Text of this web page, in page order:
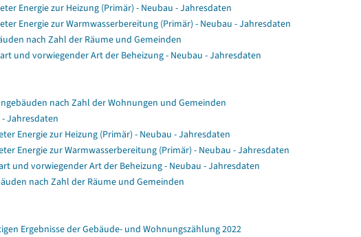
Energie zur Heizung (Primär) - Neubau - Jahresdaten
Energie zur Warmwasserbereitung (Primär) - Neubau - Jahresdaten
nach Zahl der Räume und Gemeinden
und vorwiegender Art der Beheizung - Neubau - Jahresdaten
nach Zahl der Wohnungen und Gemeinden
Jahresdaten
Energie zur Heizung (Primär) - Neubau - Jahresdaten
Energie zur Warmwasserbereitung (Primär) - Neubau - Jahresdaten
und vorwiegender Art der Beheizung - Neubau - Jahresdaten
nach Zahl der Räume und Gemeinden
Ergebnisse der Gebäude- und Wohnungszählung 2022